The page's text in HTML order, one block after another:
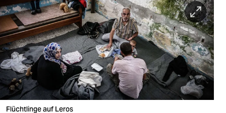
sport
berlin
nord
wahrheit
verlag
Flüchtlinge auf Leros